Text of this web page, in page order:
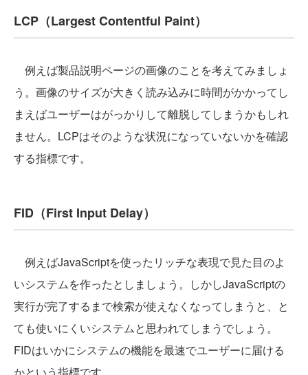
LCP（Largest Contentful Paint）
例えば製品説明ページの画像のことを考えてみましょ
う。画像のサイズが大きく読み込みに時間がかかってし
まえばユーザーはがっかりして離脱してしまうかもしれ
ません。LCPはそのような状況になっていないかを確認
する指標です。
FID（First Input Delay）
例えばJavaScriptを使ったリッチな表現で見た目のよ
いシステムを作ったとしましょう。しかしJavaScriptの
実行が完了するまで検索が使えなくなってしまうと、と
ても使いにくいシステムと思われてしまうでしょう。
FIDはいかにシステムの機能を最速でユーザーに届ける